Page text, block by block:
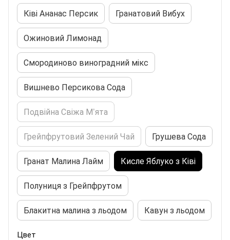
Ківі Ананас Персик Гранатовий Вибух
Ожиновий Лимонад
Смородиново виноградний мікс
Вишнево Персикова Сода
Подвійна Свіжа М’ята
Грейпфрутовий Зелений Чай Грушева Сода
Гранат Малина Лайм Кисле Яблуко з Ківі
Полуниця з Грейпфрутом
Блакитна малина з льодом Кавун з льодом
Цвет